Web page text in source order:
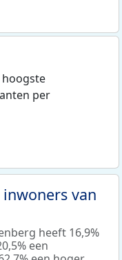
per
van
heeft 16,9%
een